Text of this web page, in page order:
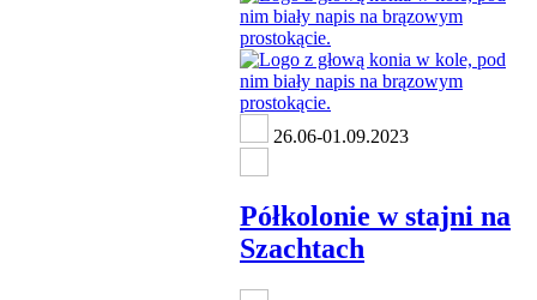
26.06-01.09.2023
Półkolonie w stajni na
Szachtach